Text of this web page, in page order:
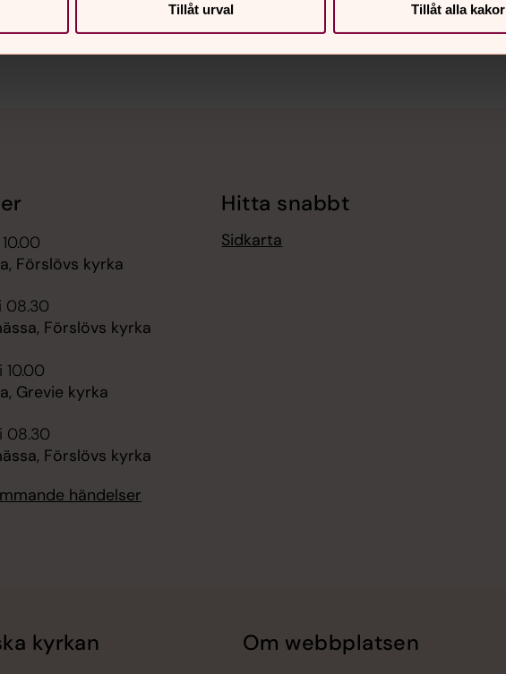
Tillåt urval Tillåt alla kakor
Förslövs kyrka
08.30
Förslövs kyrka
10.00
Grevie kyrka
08.30
Förslövs kyrka
händelser
Hitta snabbt
Sidkarta
kyrkan Om webbplatsen